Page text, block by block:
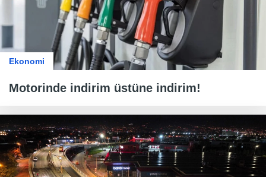
Ekonomi
Motorinde indirim üstüne indirim!